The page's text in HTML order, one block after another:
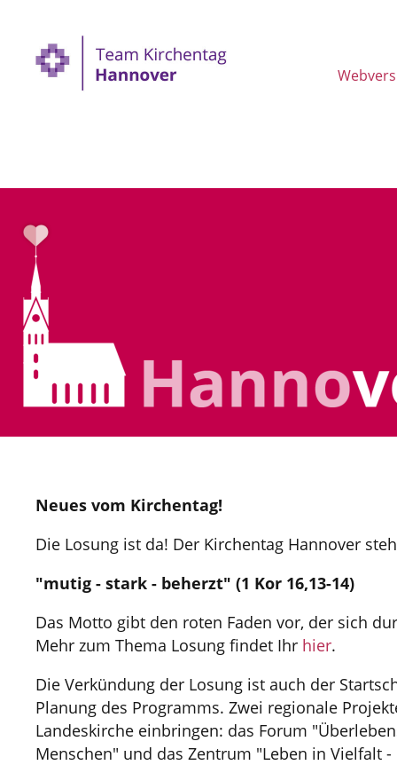
Neues vom Kirchentag!
Die Losung ist da! Der Kirchentag Hannover
"mutig - stark - beherzt" (1 Kor 16,13-14)
Das Motto gibt den roten Faden vor, der sich
Mehr zum Thema Losung findet Ihr hier.
Die Verkündung der Losung ist auch der
Planung des Programms. Zwei regionale
Landeskirche einbringen: das Forum
Menschen" und das Zentrum "Leben in Vielfalt